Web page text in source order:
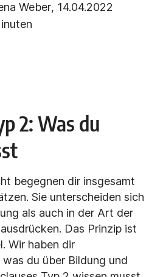
Weber, 14.04.2022
2: Was du
begegnen dir insgesamt
Sie unterscheiden sich
als auch in der Art der
Das Prinzip ist
Wir haben dir
du über Bildung und